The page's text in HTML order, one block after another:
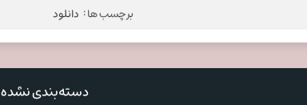
برچسب ها : دانلود
دسته‌بندی نشده